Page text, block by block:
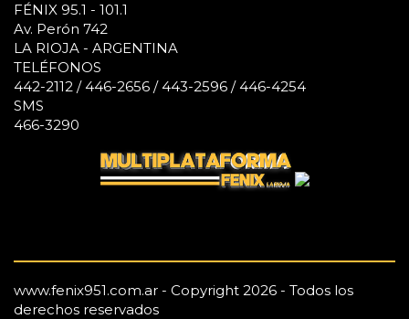
FÉNIX 95.1 - 101.1
Av. Perón 742
LA RIOJA - ARGENTINA
TELÉFONOS
442-2112 / 446-2656 / 443-2596 / 446-4254
SMS
466-3290
www.fenix951.com.ar - Copyright 2026 - Todos los
derechos reservados